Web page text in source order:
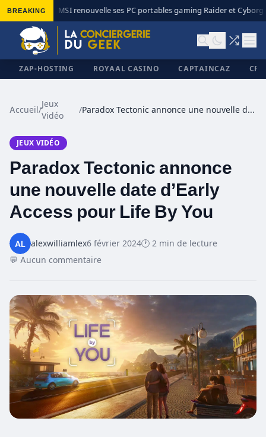
BREAKING MSI renouvelle ses PC portables gaming Raider et Cyborg
ZAP-HOSTING ROYAAL CASINO CAPTAINCAZ
Accueil/
Jeux
Vidéo
/ Paradox Tectonic annonce une nouvelle date d’Early Access pour Life By You
JEUX VIDÉO
Paradox Tectonic annonce
une nouvelle date d’Early
Access pour Life By You
alexwilliamlex6 février 2024🕐 2 min de lecture
💬 Aucun commentaire